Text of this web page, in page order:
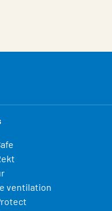
ventilation